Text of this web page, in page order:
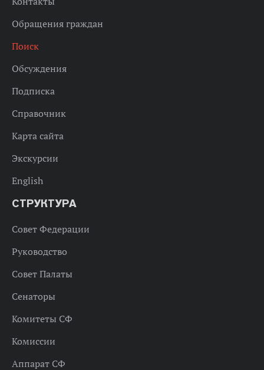
Обращения граждан
Поиск
Обсуждения
Подписка
Справочник
Карта сайта
Экскурсии
English
СТРУКТУРА
Совет Федерации
Руководство
Совет Палаты
Сенаторы
Комитеты СФ
Комиссии
Аппарат СФ